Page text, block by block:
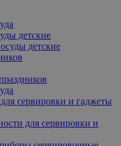
детские
детские
сервировки и гаджеты
для сервировки и